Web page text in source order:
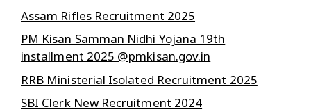
Assam Rifles Recruitment 2025
PM Kisan Samman Nidhi Yojana 19th
installment 2025 @pmkisan.gov.in
RRB Ministerial Isolated Recruitment 2025
SBI Clerk New Recruitment 2024